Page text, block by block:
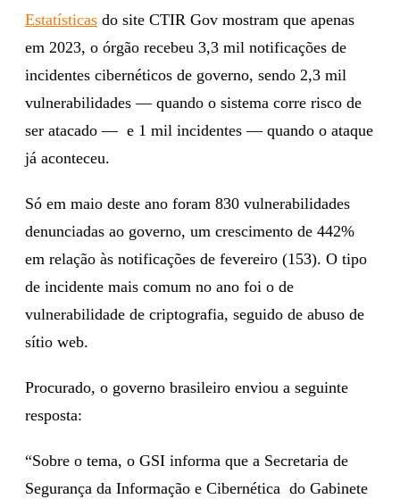
Estatísticas do site CTIR Gov mostram que apenas
em 2023, o órgão recebeu 3,3 mil notificações de
incidentes cibernéticos de governo, sendo 2,3 mil
vulnerabilidades — quando o sistema corre risco de
ser atacado — e 1 mil incidentes — quando o ataque
já aconteceu.
Só em maio deste ano foram 830 vulnerabilidades
denunciadas ao governo, um crescimento de 442%
em relação às notificações de fevereiro (153). O tipo
de incidente mais comum no ano foi o de
vulnerabilidade de criptografia, seguido de abuso de
sítio web.
Procurado, o governo brasileiro enviou a seguinte
resposta:
“Sobre o tema, o GSI informa que a Secretaria de
Segurança da Informação e Cibernética do Gabinete